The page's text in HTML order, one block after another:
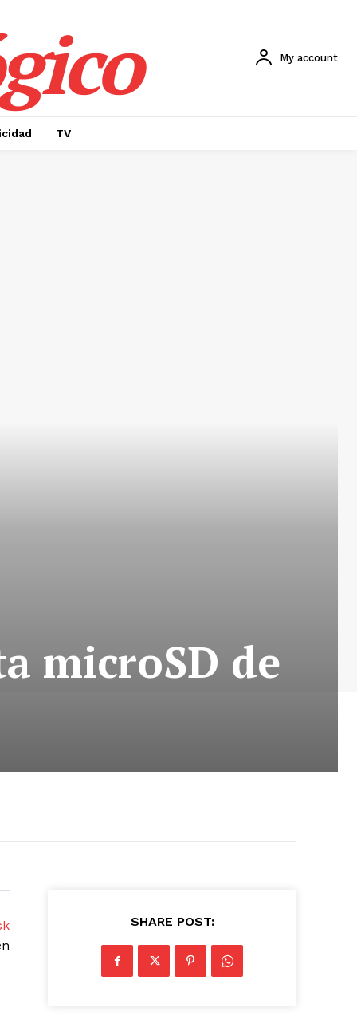
My account
TV
microSD de
SHARE POST: